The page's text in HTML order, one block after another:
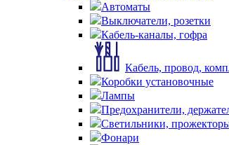
Автоматы
Выключатели, розетки
Кабель-каналы, гофра
Кабель, провод,
Коробки установочные
Лампы
Предохранители,
Светильники,
Фонари